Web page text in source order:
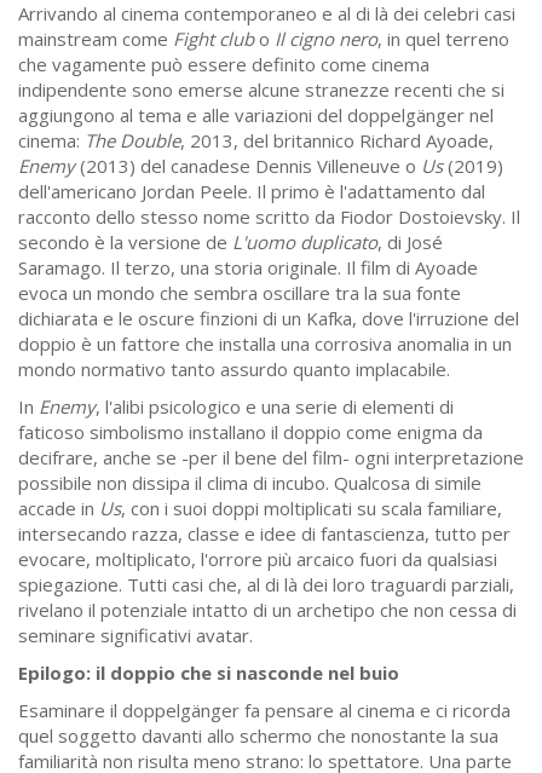
Arrivando al cinema contemporaneo e al di là dei celebri casi
mainstream come Fight clubo Il cigno nero, in quel terreno
che vagamente può essere definito come cinema
indipendente sono emerse alcune stranezze recenti che si
aggiungono al tema e alle variazioni del doppelgänger nel
cinema: The Double, 2013, del britannico Richard Ayoade,
Enemy(2013) del canadese Dennis Villeneuve o Us(2019)
dell'americano Jordan Peele. Il primo è l'adattamento dal
racconto dello stesso nome scritto da Fiodor Dostoievsky. Il
secondo è la versione de L'uomo duplicato, di José
Saramago. Il terzo, una storia originale. Il film di Ayoade
evoca un mondo che sembra oscillare tra la sua fonte
dichiarata e le oscure finzioni di un Kafka, dove l'irruzione del
doppio è un fattore che installa una corrosiva anomalia in un
mondo normativo tanto assurdo quanto implacabile.
In Enemy, l'alibi psicologico e una serie di elementi di
faticoso simbolismo installano il doppio come enigma da
decifrare, anche se -per il bene del film- ogni interpretazione
possibile non dissipa il clima di incubo. Qualcosa di simile
accade in Us, con i suoi doppi moltiplicati su scala familiare,
intersecando razza, classe e idee di fantascienza, tutto per
evocare, moltiplicato, l'orrore più arcaico fuori da qualsiasi
spiegazione. Tutti casi che, al di là dei loro traguardi parziali,
rivelano il potenziale intatto di un archetipo che non cessa di
seminare significativi avatar.
Epilogo: il doppio che si nasconde nel buio
Esaminare il doppelgänger fa pensare al cinema e ci ricorda
quel soggetto davanti allo schermo che nonostante la sua
familiarità non risulta meno strano: lo spettatore. Una parte